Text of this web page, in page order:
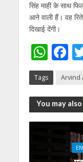
सिंह माही के साथ
आने वाली हैं। वह
दिखाई देंगी।
W
h
at
s
A
F
e
b
o
o
k
Tags Arvind
You may